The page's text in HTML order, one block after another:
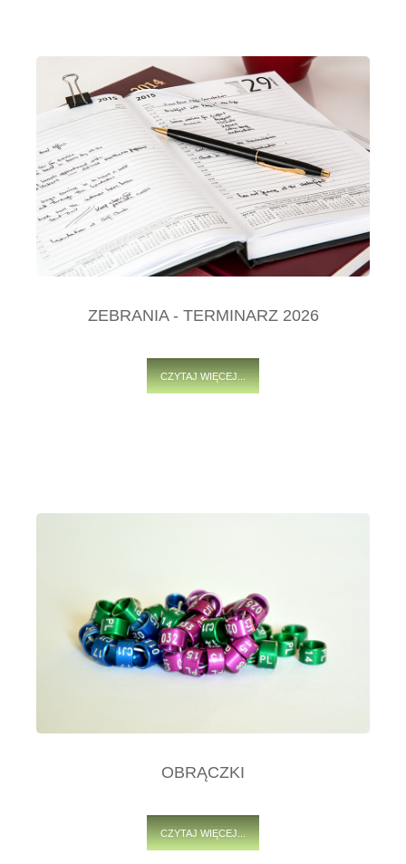
ZEBRANIA - TERMINARZ 2026
CZYTAJ WIĘCEJ...
OBRĄCZKI
CZYTAJ WIĘCEJ...